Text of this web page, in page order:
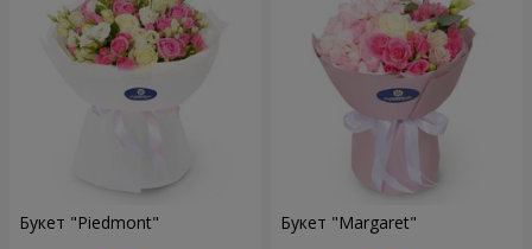
Букет "Piedmont" Букет "Margaret"